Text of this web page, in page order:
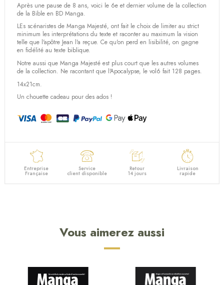
Après une pause de 8 ans, voici le 6e et dernier volume de la collection
de la Bible en BD Manga.
LEs scénaristes de Manga Majesté, ont fait le choix de limiter au strict
minimum les interprétations du texte et raconter au maximum la vision
telle que l'apôtre Jean l'a reçue. Ce qu'on perd en lisibilité, on gagne
en fidélité au texte biblique.
Notre aussi que Manga Majesté est plus court que les autres volumes
de la collection. Ne racontant que l'Apocalypse, le vol6 fait 128 pages.
14x21cm.
Un chouette cadeau pour des ados !
Entreprise
Française
Service
client disponible
Retour
14 jours
Livraison
rapide
Vous aimerez aussi